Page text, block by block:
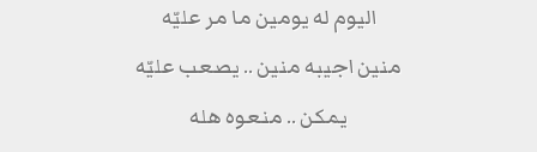
اليوم له يومين ما مر عليّه
منين اجيبه منين .. يصعب عليّه
يمكن .. منعوه هله